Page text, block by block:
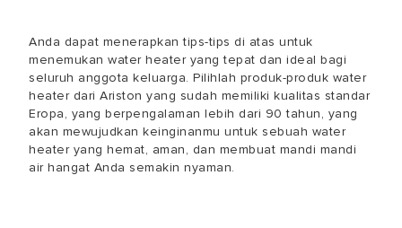
Anda dapat menerapkan tips-tips di atas untuk
menemukan water heater yang tepat dan ideal bagi
seluruh anggota keluarga. Pilihlah produk-produk water
heater dari Ariston yang sudah memiliki kualitas standar
Eropa, yang berpengalaman lebih dari 90 tahun, yang
akan mewujudkan keinginanmu untuk sebuah water
heater yang hemat, aman, dan membuat mandi mandi
air hangat Anda semakin nyaman.